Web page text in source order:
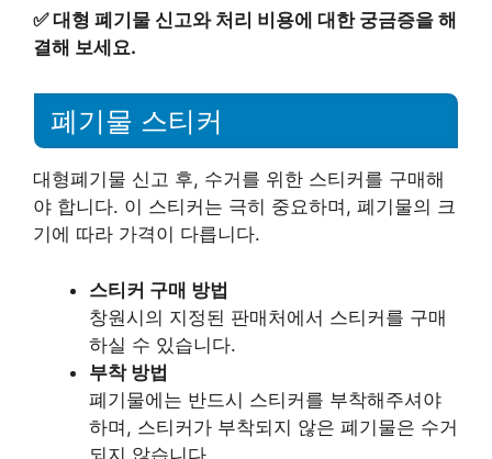
✅대형 폐기물 신고와 처리 비용에 대한 궁금증을 해
결해 보세요.
폐기물 스티커
대형폐기물 신고 후, 수거를 위한 스티커를 구매해
야 합니다. 이 스티커는 극히 중요하며, 폐기물의 크
기에 따라 가격이 다릅니다.
스티커 구매 방법
창원시의 지정된 판매처에서 스티커를 구매
하실 수 있습니다.
부착 방법
폐기물에는 반드시 스티커를 부착해주셔야
하며, 스티커가 부착되지 않은 폐기물은 수거
되지 않습니다.